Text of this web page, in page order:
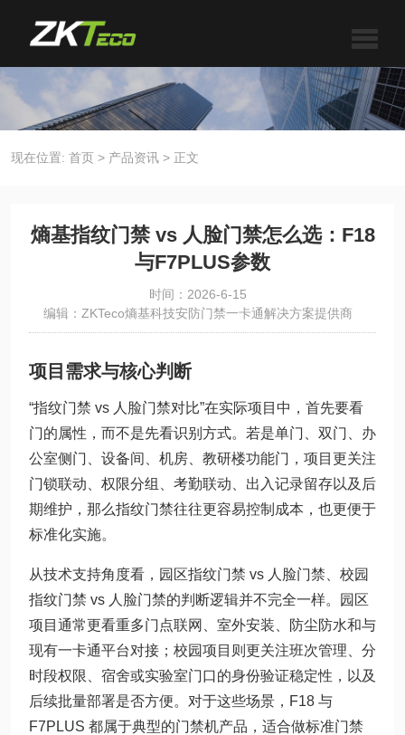
现在位置: 首页 > 产品资讯 > 正文
熵基指纹门禁 vs 人脸门禁怎么选：F18
与F7PLUS参数
时间：2026-6-15
编辑：ZKTeco熵基科技安防门禁一卡通解决方案提供商
项目需求与核心判断
“指纹门禁 vs 人脸门禁对比”在实际项目中，首先要看
门的属性，而不是先看识别方式。若是单门、双门、办
公室侧门、设备间、机房、教研楼功能门，项目更关注
门锁联动、权限分组、考勤联动、出入记录留存以及后
期维护，那么指纹门禁往往更容易控制成本，也更便于
标准化实施。
从技术支持角度看，园区指纹门禁 vs 人脸门禁、校园
指纹门禁 vs 人脸门禁的判断逻辑并不完全一样。园区
项目通常更看重多门点联网、室外安装、防尘防水和与
现有一卡通平台对接；校园项目则更关注班次管理、分
时段权限、宿舍或实验室门口的身份验证稳定性，以及
后续批量部署是否方便。对于这些场景，F18 与
F7PLUS 都属于典型的门禁机产品，适合做标准门禁